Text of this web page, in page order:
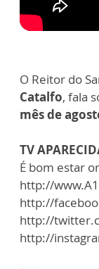
O Reitor do
Catalfo, fala
mês de
TV
É bom estar
http://
http://
http://
http://